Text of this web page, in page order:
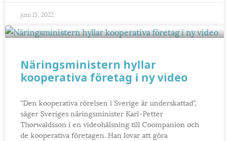
juni 15, 2022
Näringsministern hyllar
kooperativa företag i ny video
”Den kooperativa rörelsen i Sverige är underskattad”,
säger Sveriges näringsminister Karl-Petter
Thorwaldsson i en videohälsning till Coompanion och
de kooperativa företagen. Han lovar att göra